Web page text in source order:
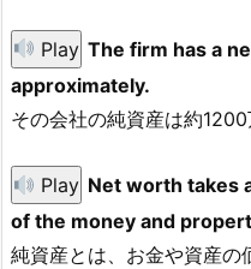
Play The firm has a
approximately.
その会社の純資産は約
Play Net worth takes
of the money and
純資産とは、お金や資産の